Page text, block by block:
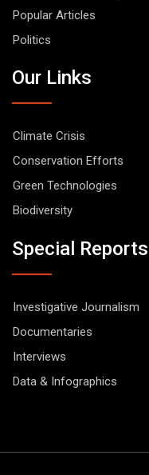
Popular Articles
Politics
Our Links
Climate Crisis
Conservation Efforts
Green Technologies
Biodiversity
Special Reports
Investigative Journalism
Documentaries
Interviews
Data & Infographics